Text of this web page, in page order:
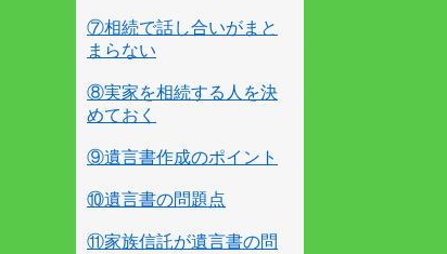
⑦相続で話し合いがまと
まらない
⑧実家を相続する人を決
めておく
⑨遺言書作成のポイント
⑩遺言書の問題点
⑪家族信託が遺言書の問